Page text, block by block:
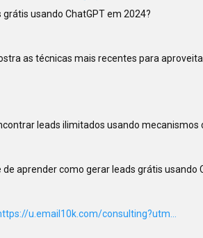
usando ChatGPT em 2024?
as técnicas mais recentes para
leads ilimitados usando mecanismos
aprender como gerar leads grátis usando
u.email10k.com/consulting?utm...